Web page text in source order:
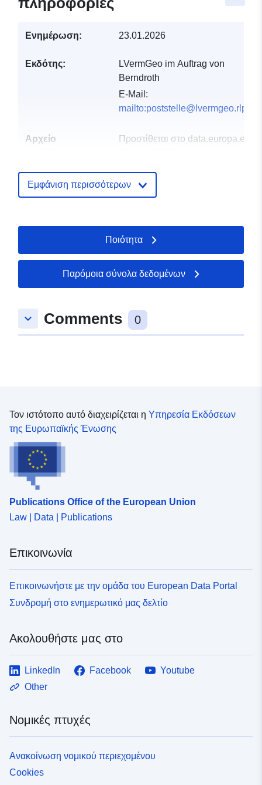
Ενημέρωση: 23.01.2026
Εκδότης:
LVermGeo im Auftrag von
Berndroth
E-Mail:
mailto:poststelle@lvermgeo.rlp.de
Αρχείο
Προστίθεται στο data.europa.eu:
25 July 2026
50.2477 ], [ 7.99491,
50.2477 ], [ 7.99491,
50.2194 ], [ 7.94671,
50.2194 ], [ 7.94671,
uriRef:
http://data.europa.eu/88u/dataset/
Εμφάνιση περισσότερων
Ποιότητα
Παρόμοια σύνολα δεδομένων
keyboard_arrow_down Comments 0
Τον ιστότοπο αυτό διαχειρίζεται η Υπηρεσία Εκδόσεων
της Ευρωπαϊκής Ένωσης
Publications Office of the European Union
Law | Data | Publications
Επικοινωνία
Επικοινωνήστε με την ομάδα του European Data Portal
Συνδρομή στο ενημερωτικό μας δελτίο
Ακολουθήστε μας στο
LinkedIn Facebook
Youtube
Other
Νομικές πτυχές
Ανακοίνωση νομικού περιεχομένου
Cookies